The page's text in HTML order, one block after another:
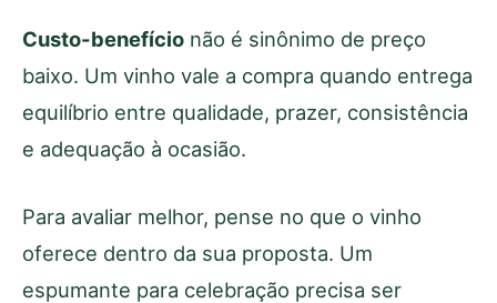
Custo-benefício não é sinônimo de preço
baixo. Um vinho vale a compra quando entrega
equilíbrio entre qualidade, prazer, consistência
e adequação à ocasião.
Para avaliar melhor, pense no que o vinho
oferece dentro da sua proposta. Um
espumante para celebração precisa ser